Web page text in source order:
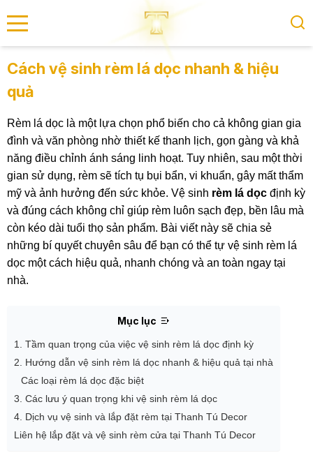
menu
Cách vệ sinh rèm lá dọc nhanh & hiệu
quả
Rèm lá dọc là một lựa chọn phổ biến cho cả không gian gia
đình và văn phòng nhờ thiết kế thanh lịch, gọn gàng và khả
năng điều chỉnh ánh sáng linh hoạt. Tuy nhiên, sau một thời
gian sử dụng, rèm sẽ tích tụ bụi bẩn, vi khuẩn, gây mất thẩm
mỹ và ảnh hưởng đến sức khỏe. Vệ sinh rèm lá dọc định kỳ
và đúng cách không chỉ giúp rèm luôn sạch đẹp, bền lâu mà
còn kéo dài tuổi thọ sản phẩm. Bài viết này sẽ chia sẻ
những bí quyết chuyên sâu để bạn có thể tự vệ sinh rèm lá
dọc một cách hiệu quả, nhanh chóng và an toàn ngay tại
nhà.
Mục lục
1. Tầm quan trọng của việc vệ sinh rèm lá dọc định kỳ
2. Hướng dẫn vệ sinh rèm lá dọc nhanh & hiệu quả tại nhà
Các loại rèm lá dọc đặc biệt
3. Các lưu ý quan trọng khi vệ sinh rèm lá dọc
4. Dịch vụ vệ sinh và lắp đặt rèm tại Thanh Tú Decor
Liên hệ lắp đặt và vệ sinh rèm cửa tại Thanh Tú Decor